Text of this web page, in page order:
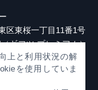
区東桜一丁目11番1号
ギフツ プレミアム）
上と利用状況の解
を使用していま